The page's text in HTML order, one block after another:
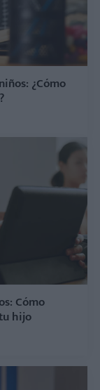
¿Cómo
Cómo
hijo